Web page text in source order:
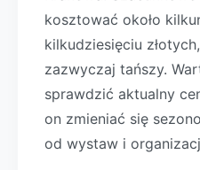
kosztować około
kilkudziesięciu
zazwyczaj tańszy.
sprawdzić aktualny
on zmieniać się
od wystaw i